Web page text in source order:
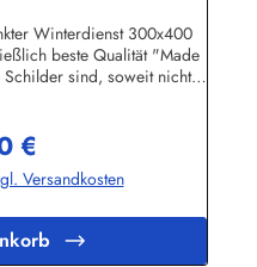
Winterdienst 300x400
beste Qualität "Made
sind, soweit nicht
Es handelt sich
bei den Bild-Dateien.
Linien natürlich nicht
KGNeuer Weg 12 –
klar.de
Preis:
€
Versandkosten